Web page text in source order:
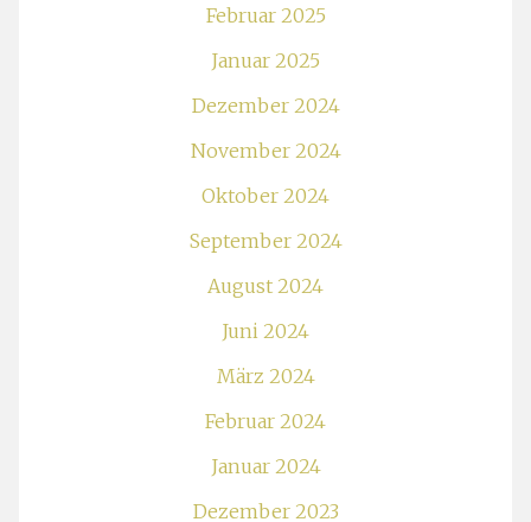
Februar 2025
Januar 2025
Dezember 2024
November 2024
Oktober 2024
September 2024
August 2024
Juni 2024
März 2024
Februar 2024
Januar 2024
Dezember 2023